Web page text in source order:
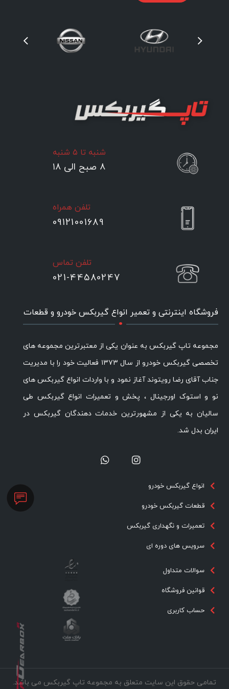
شنبه تا ۵ شنبه
۸ صبح الی ۱۸
تلفن همراه
09121001689
تلفن تماس
021-44580247
فروشگاه اینترنتی و تعمیر انواع گیربکس خودرو و قطعات
.
مجموعه تاپ گیربکس به عنوان یکی از معتبرترین مجموعه های
تخصصی گیربکس خودرو از سال ۱۳۷۳ فعالیت خود را با مدیریت
جناب آقای رضا رویتوند آغاز نمود و با واردات انواع گیربکس های
نو و استوک اورجینال ، پخش و تعمیرات انواع گیربکس طی
سالیان به یکی از مشهورترین خدمات دهندگان گیربکس در
ایران بدل شد.
انواع گیربکس خودرو
قطعات گیربکس خودرو
تعمیرات و نگهداری گیربکس
سرویس های دوره ای
سوالات متداول
قوانین فروشگاه
حساب کاربری
تمامی حقوق این سایت متعلق به مجموعه تاپ گیربکس می باشد.